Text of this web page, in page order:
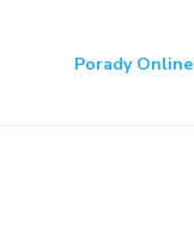
Porady Online